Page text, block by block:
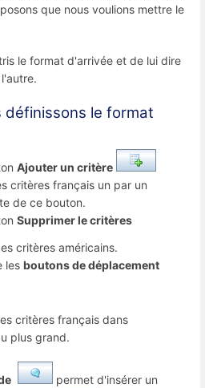
que nous voulions mettre le
le format d'arrivée et de lui dire
définissons le format
Ajouter un critère
critères français un par un
de ce bouton.
Supprimer le critères
critères américains.
les boutons de déplacement
critères français dans
plus grand.
permet d'insérer un